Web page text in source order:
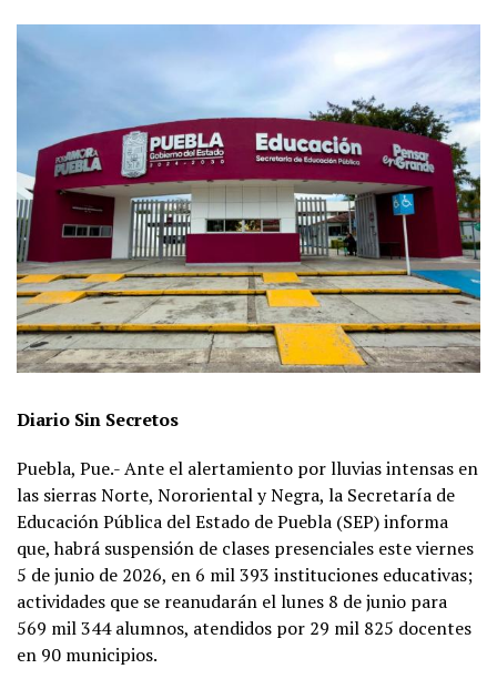
Diario Sin Secretos
Puebla, Pue.- Ante el alertamiento por lluvias intensas en
las sierras Norte, Nororiental y Negra, la Secretaría de
Educación Pública del Estado de Puebla (SEP) informa
que, habrá suspensión de clases presenciales este viernes
5 de junio de 2026, en 6 mil 393 instituciones educativas;
actividades que se reanudarán el lunes 8 de junio para
569 mil 344 alumnos, atendidos por 29 mil 825 docentes
en 90 municipios.